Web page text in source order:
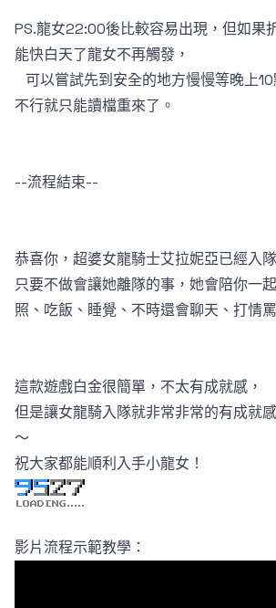
PS.龍女22:00後比較容易出現，但如果
能快白天了龍女不再觸發，
可以嘗試先到安全的地方慢慢等晚上
不行就只能讀檔重來了。
--流程結束--
恭喜你，超婆女龍騎士艾拉妮亞已經入隊
只要不做會讓她離隊的事，她會陪你一
照、吃飯、睡覺、不時還會聊天、打情罵
這款遊戲白金很簡單，不太有成就感，
但是讓女龍騎入隊就非常非常的有成就
～
祝大家都能順利入手小龍女！
影片流程示範教學：